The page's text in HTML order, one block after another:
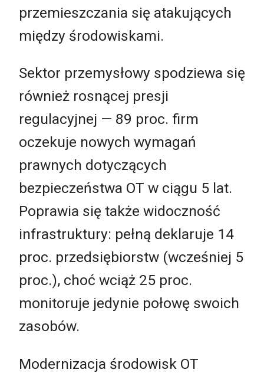
przemieszczania się atakujących
między środowiskami.
Sektor przemysłowy spodziewa się
również rosnącej presji
regulacyjnej — 89 proc. firm
oczekuje nowych wymagań
prawnych dotyczących
bezpieczeństwa OT w ciągu 5 lat.
Poprawia się także widoczność
infrastruktury: pełną deklaruje 14
proc. przedsiębiorstw (wcześniej 5
proc.), choć wciąż 25 proc.
monitoruje jedynie połowę swoich
zasobów.
Modernizacja środowisk OT